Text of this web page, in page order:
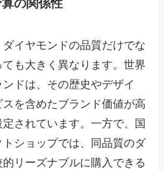
の関係性
イヤモンドの品質だけでな
も大きく異なります。世界
ドは、その歴史やデザイ
を含めたブランド価値が高
されています。一方で、国
ショップでは、同品質のダ
リーズナブルに購入できる